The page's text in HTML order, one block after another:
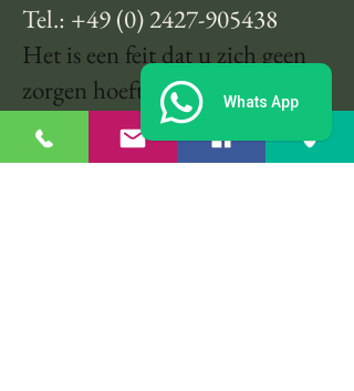
Tel.: +49 (0) 2427-905438
Het is een feit dat u zich geen
zorgen hoeft te maken.
info@hochseilgarten-
huertgenwald.com
Whats App